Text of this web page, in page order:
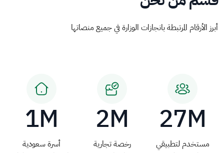
أبرز الأرقام المرتبطة بانجازات الوزارة في جميع منصاتها
27M
مستخدم لتطبيقي
2M
رخصة تجارية
1M
أسرة سعودية